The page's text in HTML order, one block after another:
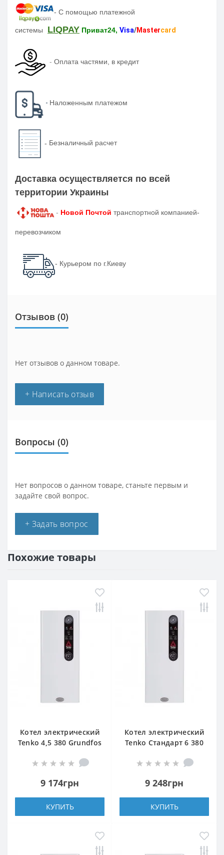
- С помощью платежной
системы LIQPAY Приват24, Visa/Mastercard
- Оплата частями, в кредит
- Наложенным платежом
- Безналичный расчет
Доставка осуществляется по всей
территории Украины
- Новой Почтой транспортной компанией-
перевозчиком
- Курьером по г.Киеву
Отзывов (0)
Нет отзывов о данном товаре.
+ Написать отзыв
Вопросы (0)
Нет вопросов о данном товаре, станьте первым и
задайте свой вопрос.
+ Задать вопрос
Похожие товары
Котел электрический
Tenko 4,5 380 Grundfos
9 174грн
КУПИТЬ
Котел электрический
Tenko Стандарт 6 380
9 248грн
КУПИТЬ